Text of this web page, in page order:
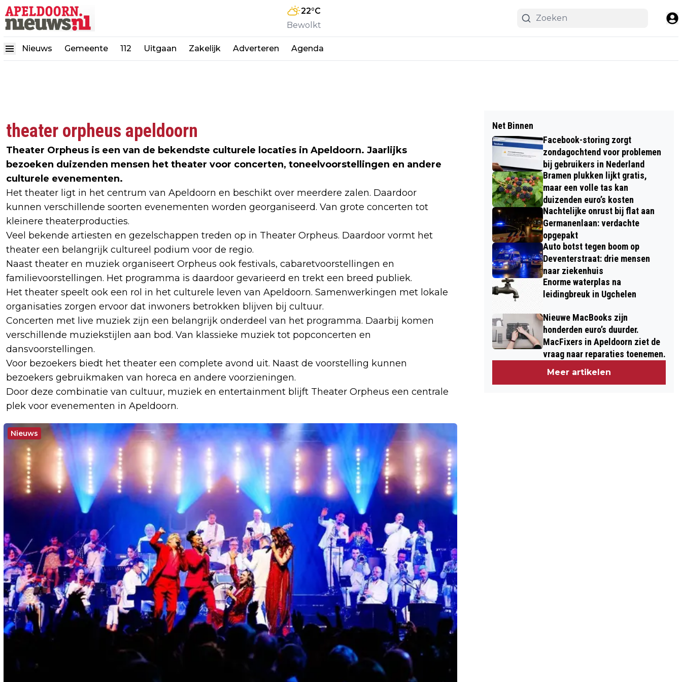
22°C
Bewolkt
Nieuws Gemeente 112 Uitgaan Zakelijk Adverteren Agenda
theater orpheus apeldoorn
Theater Orpheus is een van de bekendste culturele locaties in Apeldoorn. Jaarlijks
bezoeken duizenden mensen het theater voor concerten, toneelvoorstellingen en andere
culturele evenementen.
Het theater ligt in het centrum van Apeldoorn en beschikt over meerdere zalen. Daardoor
kunnen verschillende soorten evenementen worden georganiseerd. Van grote concerten tot
kleinere theaterproducties.
Veel bekende artiesten en gezelschappen treden op in Theater Orpheus. Daardoor vormt het
theater een belangrijk cultureel podium voor de regio.
Naast theater en muziek organiseert Orpheus ook festivals, cabaretvoorstellingen en
familievoorstellingen. Het programma is daardoor gevarieerd en trekt een breed publiek.
Het theater speelt ook een rol in het culturele leven van Apeldoorn. Samenwerkingen met lokale
organisaties zorgen ervoor dat inwoners betrokken blijven bij cultuur.
Concerten met live muziek zijn een belangrijk onderdeel van het programma. Daarbij komen
verschillende muziekstijlen aan bod. Van klassieke muziek tot popconcerten en
dansvoorstellingen.
Voor bezoekers biedt het theater een complete avond uit. Naast de voorstelling kunnen
bezoekers gebruikmaken van horeca en andere voorzieningen.
Door deze combinatie van cultuur, muziek en entertainment blijft Theater Orpheus een centrale
plek voor evenementen in Apeldoorn.
Nieuws
Net Binnen
Facebook-storing zorgt
zondagochtend voor problemen
bij gebruikers in Nederland
Bramen plukken lijkt gratis,
maar een volle tas kan
duizenden euro’s kosten
Nachtelijke onrust bij flat aan
Germanenlaan: verdachte
opgepakt
Auto botst tegen boom op
Deventerstraat: drie mensen
naar ziekenhuis
Enorme waterplas na
leidingbreuk in Ugchelen
Nieuwe MacBooks zijn
honderden euro’s duurder.
MacFixers in Apeldoorn ziet de
vraag naar reparaties toenemen.
Meer artikelen